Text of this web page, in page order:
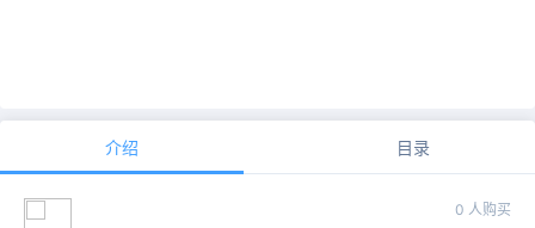
介绍 目录
0 人购买